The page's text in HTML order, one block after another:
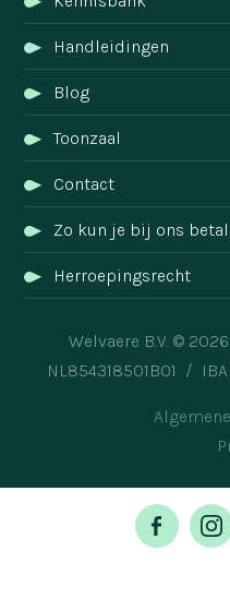
Handleidingen
Blog
Toonzaal
Contact
Zo kun je bij ons
Herroepingsrecht
Welvaere B.V. ©
NL854318501B01 /